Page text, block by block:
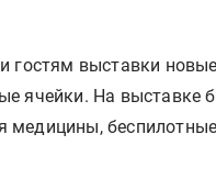
гостям выставки
ячейки. На выставке
медицины,